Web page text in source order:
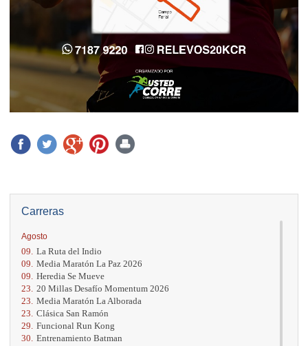
Carreras
Agosto
09. La Ruta del Indio
09. Media Maratón La Paz 2026
09. Heredia Se Mueve
23. 20 Millas Desafío Momentum 2026
23. Media Maratón La Alborada
23. Clásica San Ramón
29. Funcional Run Kong
30. Entrenamiento Batman